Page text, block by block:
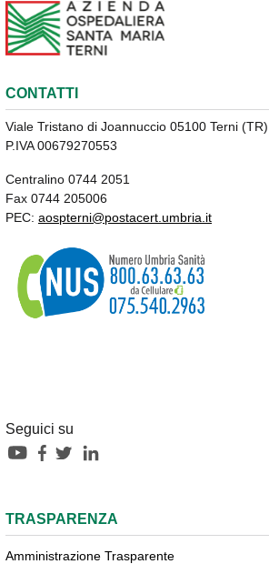
CONTATTI
Viale Tristano di Joannuccio 05100 Terni (TR)
P.IVA 00679270553
Centralino 0744 2051
Fax 0744 205006
PEC: aospterni@postacert.umbria.it
Seguici su
TRASPARENZA
Amministrazione Trasparente